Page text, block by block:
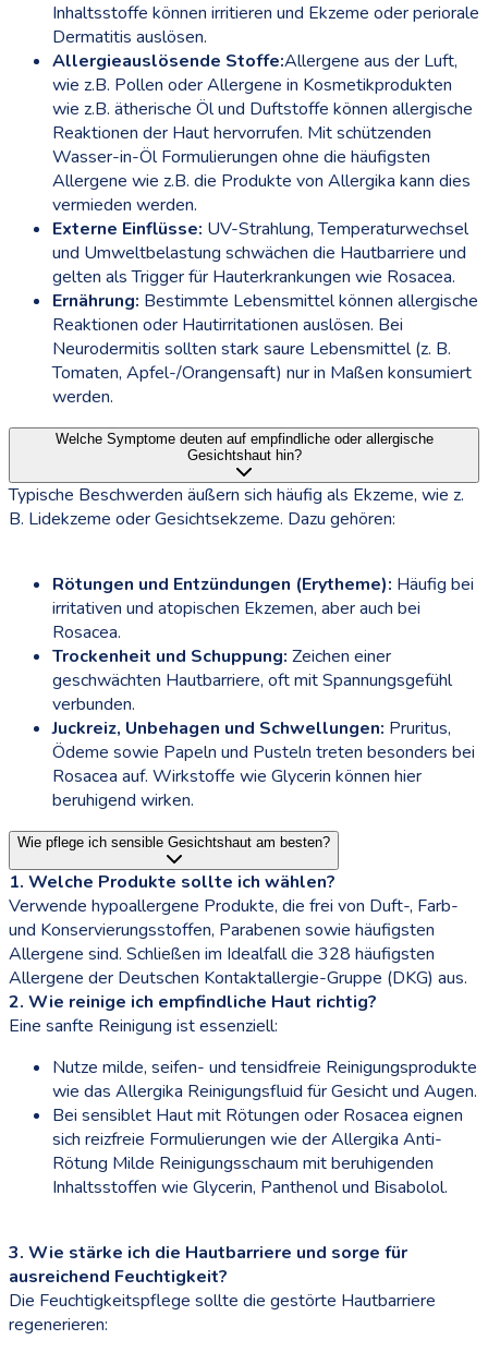
Inhaltsstoffe können irritieren und Ekzeme oder periorale
Dermatitis auslösen.
Allergieauslösende Stoffe:Allergene aus der Luft,
wie z.B. Pollen oder Allergene in Kosmetikprodukten
wie z.B. ätherische Öl und Duftstoffe können allergische
Reaktionen der Haut hervorrufen. Mit schützenden
Wasser-in-Öl Formulierungen ohne die häufigsten
Allergene wie z.B. die Produkte von Allergika kann dies
vermieden werden.
Externe Einflüsse: UV-Strahlung, Temperaturwechsel
und Umweltbelastung schwächen die Hautbarriere und
gelten als Trigger für Hauterkrankungen wie Rosacea.
Ernährung: Bestimmte Lebensmittel können allergische
Reaktionen oder Hautirritationen auslösen. Bei
Neurodermitis sollten stark saure Lebensmittel (z. B.
Tomaten, Apfel-/Orangensaft) nur in Maßen konsumiert
werden.
Welche Symptome deuten auf empfindliche oder allergische
Gesichtshaut hin?
Typische Beschwerden äußern sich häufig als Ekzeme, wie z.
B. Lidekzeme oder Gesichtsekzeme. Dazu gehören:
Rötungen und Entzündungen (Erytheme): Häufig bei
irritativen und atopischen Ekzemen, aber auch bei
Rosacea.
Trockenheit und Schuppung: Zeichen einer
geschwächten Hautbarriere, oft mit Spannungsgefühl
verbunden.
Juckreiz, Unbehagen und Schwellungen: Pruritus,
Ödeme sowie Papeln und Pusteln treten besonders bei
Rosacea auf. Wirkstoffe wie Glycerin können hier
beruhigend wirken.
Wie pflege ich sensible Gesichtshaut am besten?
1. Welche Produkte sollte ich wählen?
Verwende hypoallergene Produkte, die frei von Duft-, Farb-
und Konservierungsstoffen, Parabenen sowie häufigsten
Allergene sind. Schließen im Idealfall die 328 häufigsten
Allergene der Deutschen Kontaktallergie-Gruppe (DKG) aus.
2. Wie reinige ich empfindliche Haut richtig?
Eine sanfte Reinigung ist essenziell:
Nutze milde, seifen- und tensidfreie Reinigungsprodukte
wie das Allergika Reinigungsfluid für Gesicht und Augen.
Bei sensiblet Haut mit Rötungen oder Rosacea eignen
sich reizfreie Formulierungen wie der Allergika Anti-
Rötung Milde Reinigungsschaum mit beruhigenden
Inhaltsstoffen wie Glycerin, Panthenol und Bisabolol.
3. Wie stärke ich die Hautbarriere und sorge für
ausreichend Feuchtigkeit?
Die Feuchtigkeitspflege sollte die gestörte Hautbarriere
regenerieren: